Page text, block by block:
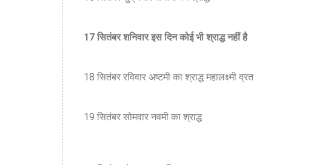
17 सितंबर शनिवार इस दिन कोई भी श्राद्ध नहीं है
18 सितंबर रविवार अष्टमी का श्राद्ध महालक्ष्मी व्रत
19 सितंबर सोमवार नवमी का श्राद्ध